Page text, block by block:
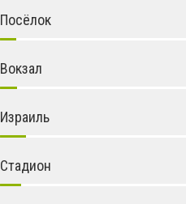
Посёлок
Вокзал
Израиль
Стадион